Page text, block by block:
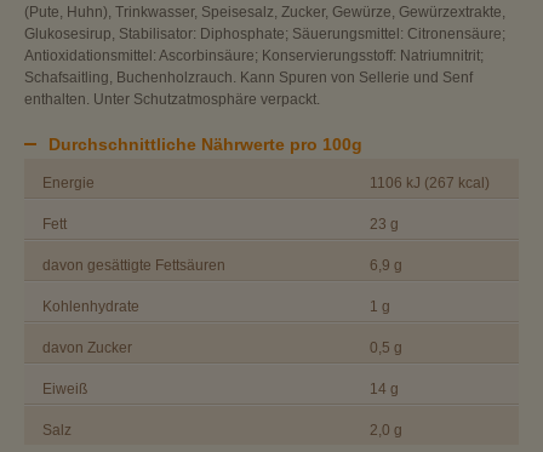
(Pute, Huhn), Trinkwasser, Speisesalz, Zucker, Gewürze, Gewürzextrakte,
Glukosesirup, Stabilisator: Diphosphate; Säuerungsmittel: Citronensäure;
Antioxidationsmittel: Ascorbinsäure; Konservierungsstoff: Natriumnitrit;
Schafsaitling, Buchenholzrauch. Kann Spuren von Sellerie und Senf
enthalten. Unter Schutzatmosphäre verpackt.
Durchschnittliche Nährwerte pro 100g
Energie 1106 kJ (267 kcal)
Fett 23 g
davon gesättigte Fettsäuren 6,9 g
Kohlenhydrate 1 g
davon Zucker 0,5 g
Eiweiß 14 g
Salz 2,0 g